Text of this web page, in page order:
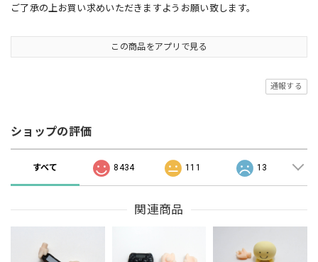
ご了承の上お買い求めいただきますようお願い致します。
この商品をアプリで見る
通報する
ショップの評価
すべて 8434 111 13
関連商品